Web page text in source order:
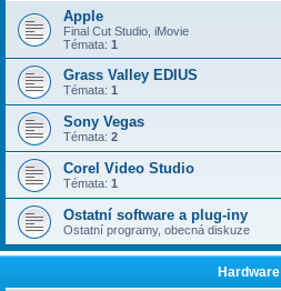
Apple
Final Cut Studio, iMovie
Témata: 1
Grass Valley EDIUS
Témata: 1
Sony Vegas
Témata: 2
Corel Video Studio
Témata: 1
Ostatní software a plug-iny
Ostatní programy, obecná diskuze
Hardware